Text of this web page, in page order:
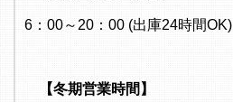
6：00～20：00 (出庫24時間OK)
【冬期営業時間】